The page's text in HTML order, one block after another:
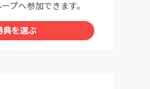
プへ参加できます。
典を選ぶ